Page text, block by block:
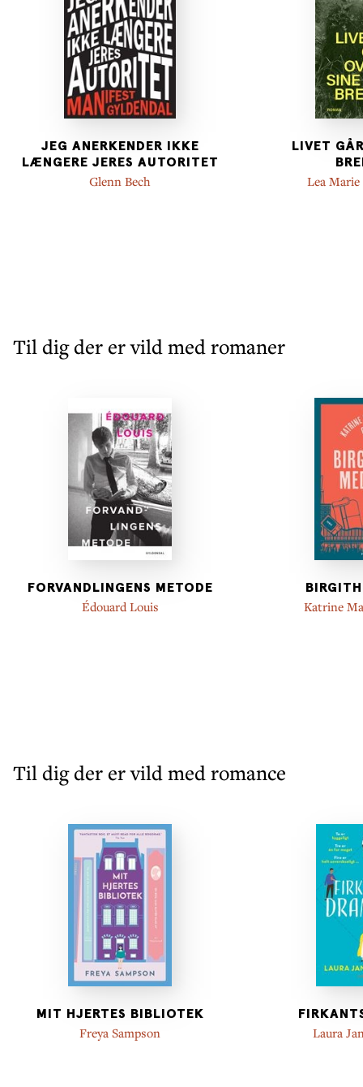
JEG ANERKENDER IKKE
LÆNGERE JERES AUTORITET
Glenn Bech
LIVET
Lea
Til dig der er vild med romaner
FORVANDLINGENS METODE
Édouard Louis Katrine
Til dig der er vild med romance
MIT HJERTES BIBLIOTEK
Freya Sampson Laura